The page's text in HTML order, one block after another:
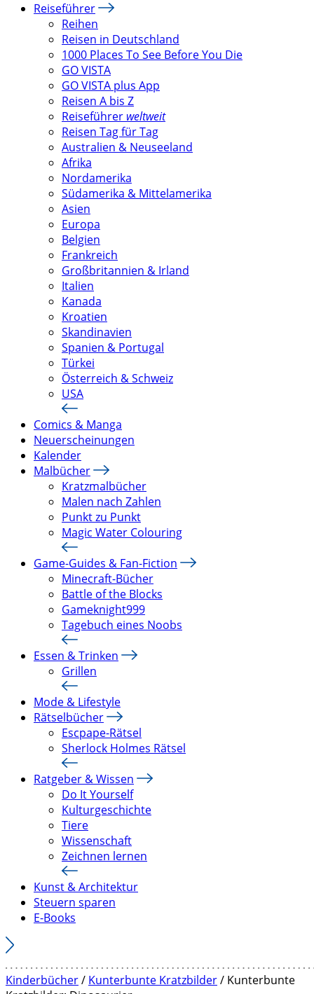
Reiseführer
Reihen
Reisen in Deutschland
1000 Places To See Before You Die
GO VISTA
GO VISTA plus App
Reisen A bis Z
Reiseführer weltweit
Reisen Tag für Tag
Australien & Neuseeland
Afrika
Nordamerika
Südamerika & Mittelamerika
Asien
Europa
Belgien
Frankreich
Großbritannien & Irland
Italien
Kanada
Kroatien
Skandinavien
Spanien & Portugal
Türkei
Österreich & Schweiz
USA
Comics & Manga
Neuerscheinungen
Kalender
Malbücher
Kratzmalbücher
Malen nach Zahlen
Punkt zu Punkt
Magic Water Colouring
Game-Guides & Fan-Fiction
Minecraft-Bücher
Battle of the Blocks
Gameknight999
Tagebuch eines Noobs
Essen & Trinken
Grillen
Mode & Lifestyle
Rätselbücher
Escpape-Rätsel
Sherlock Holmes Rätsel
Ratgeber & Wissen
Do It Yourself
Kulturgeschichte
Tiere
Wissenschaft
Zeichnen lernen
Kunst & Architektur
Steuern sparen
E-Books
Kinderbücher/ Kunterbunte Kratzbilder/ Kunterbunte